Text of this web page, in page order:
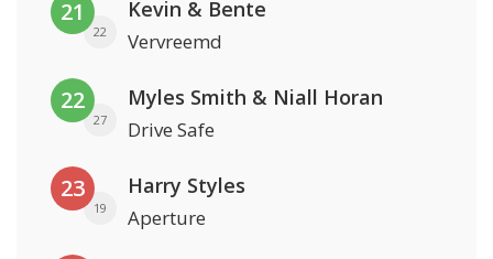
21
22
Kevin & Bente
Vervreemd
22
27
Myles Smith & Niall Horan
Drive Safe
23
19
Harry Styles
Aperture